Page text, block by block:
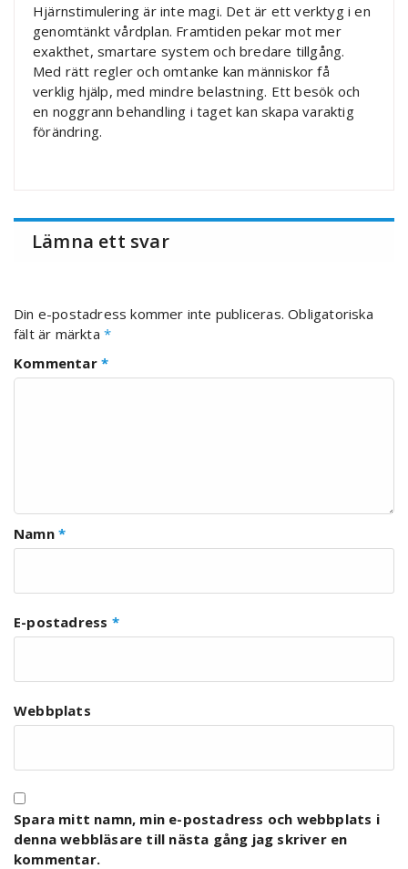
Hjärnstimulering är inte magi. Det är ett verktyg i en
genomtänkt vårdplan. Framtiden pekar mot mer
exakthet, smartare system och bredare tillgång.
Med rätt regler och omtanke kan människor få
verklig hjälp, med mindre belastning. Ett besök och
en noggrann behandling i taget kan skapa varaktig
förändring.
Lämna ett svar
Din e-postadress kommer inte publiceras. Obligatoriska
fält är märkta *
Kommentar *
Namn *
E-postadress *
Webbplats
Spara mitt namn, min e-postadress och webbplats i
denna webbläsare till nästa gång jag skriver en
kommentar.